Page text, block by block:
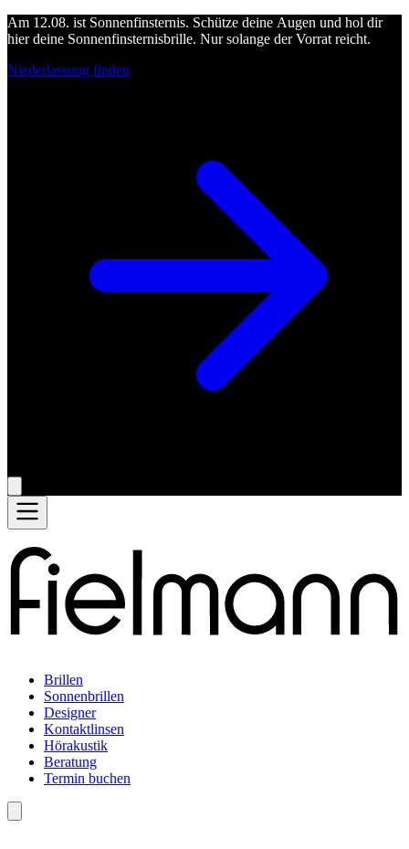
Am 12.08. ist Sonnenfinsternis. Schütze deine Augen und hol dir
hier deine Sonnenfinsternisbrille. Nur solange der Vorrat reicht.
Niederlassung finden
Brillen
Sonnenbrillen
Designer
Kontaktlinsen
Hörakustik
Beratung
Termin buchen